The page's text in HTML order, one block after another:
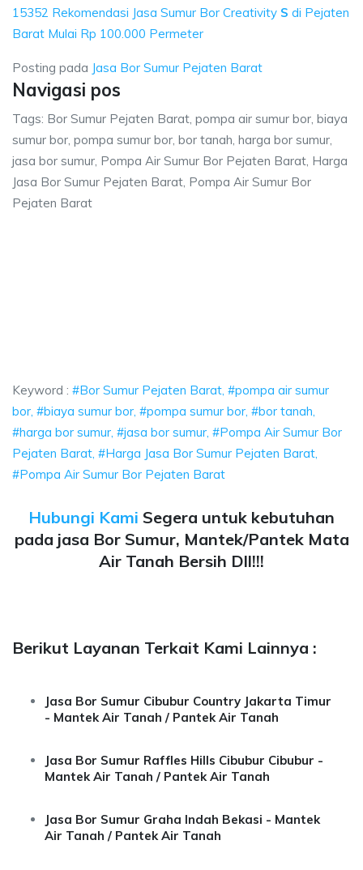
15352 Rekomendasi Jasa Sumur Bor Creativity S di Pejaten
Barat Mulai Rp 100.000 Permeter
Posting pada Jasa Bor Sumur Pejaten Barat
Navigasi pos
Tags: Bor Sumur Pejaten Barat, pompa air sumur bor, biaya
sumur bor, pompa sumur bor, bor tanah, harga bor sumur,
jasa bor sumur, Pompa Air Sumur Bor Pejaten Barat, Harga
Jasa Bor Sumur Pejaten Barat, Pompa Air Sumur Bor
Pejaten Barat
Keyword : #Bor Sumur Pejaten Barat, #pompa air sumur
bor, #biaya sumur bor, #pompa sumur bor, #bor tanah,
#harga bor sumur, #jasa bor sumur, #Pompa Air Sumur Bor
Pejaten Barat, #Harga Jasa Bor Sumur Pejaten Barat,
#Pompa Air Sumur Bor Pejaten Barat
Hubungi Kami Segera untuk kebutuhan
pada jasa Bor Sumur, Mantek/Pantek Mata
Air Tanah Bersih Dll!!!
Berikut Layanan Terkait Kami Lainnya :
Jasa Bor Sumur Cibubur Country Jakarta Timur
- Mantek Air Tanah / Pantek Air Tanah
Jasa Bor Sumur Raffles Hills Cibubur Cibubur -
Mantek Air Tanah / Pantek Air Tanah
Jasa Bor Sumur Graha Indah Bekasi - Mantek
Air Tanah / Pantek Air Tanah